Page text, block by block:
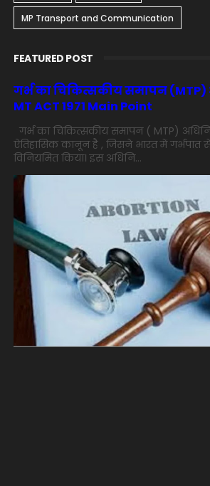
MP Transport and Communication
FEATURED POST
गर्भ का चिकित्सकीय समापन (MTP)
MT ACT 1971 Main Point
गर्भ का चिकित्सकीय समापन ( MTP)
ऐतिहासिक कानून है , जिसने भारत में
विनियमित किया। इस अधिनि...